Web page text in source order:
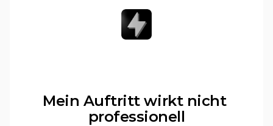
Mein Auftritt wirkt nicht
professionell